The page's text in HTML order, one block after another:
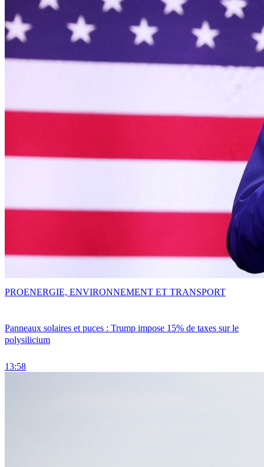
Panneaux solaires et puces : Trump impose 15% de taxes sur le
polysilicium
13:58
PROENERGIE, ENVIRONNEMENT ET TRANSPORT